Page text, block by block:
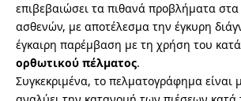
επιβεβαιώσει τα πιθανά προβλήματα
ασθενών, με αποτέλεσμα την έγκυρη
έγκαιρη παρέμβαση με τη χρήση του
ορθωτικού πέλματος.
Συγκεκριμένα, το πελματογράφημα είναι